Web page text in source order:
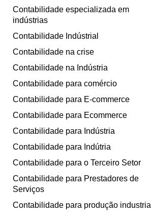
Contabilidade especializada em
indústrias
Contabilidade Indústrial
Contabilidade na crise
Contabilidade na Indústria
Contabilidade para comércio
Contabilidade para E-commerce
Contabilidade para Ecommerce
Contabilidade para Indústria
Contabilidade para Indútria
Contabilidade para o Terceiro Setor
Contabilidade para Prestadores de
Serviços
Contabilidade para produção industrial